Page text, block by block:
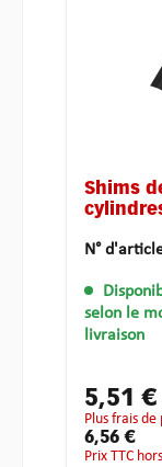
Shims
N°
selon le
livraison
5,51 €
plus frais
6,56 €
Prix TTC